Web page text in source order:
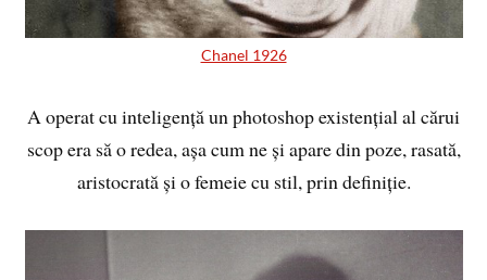
Chanel 1926
A operat cu inteligență un photoshop existențial al cărui
scop era să o redea, așa cum ne și apare din poze, rasată,
aristocrată și o femeie cu stil, prin definiție.